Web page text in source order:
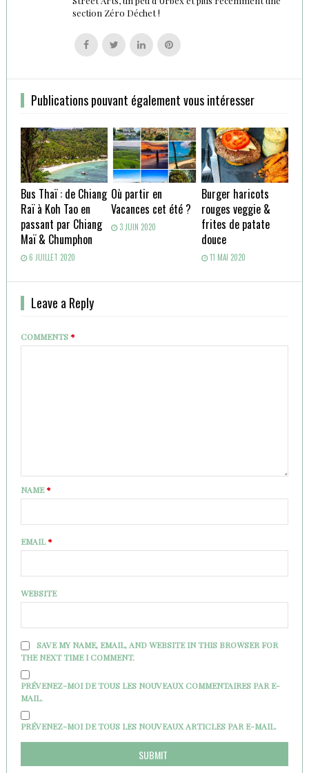
section Zéro Déchet !
Follow
us
Follow
us
Follow
us
Follow
us
Publications pouvant également vous intéresser
Bus Thaï : de Chiang
Raï à Koh Tao en
passant par Chiang
Maï & Chumphon
6 JUILLET 2020
Où partir en
Vacances cet été ?
3 JUIN 2020
Burger haricots
rouges veggie &
frites de patate
douce
11 MAI 2020
Leave a Reply
COMMENTS*
NAME*
EMAIL*
WEBSITE
SAVE MY NAME, EMAIL, AND WEBSITE IN THIS BROWSER FOR
THE NEXT TIME I COMMENT.
PRÉVENEZ-MOI DE TOUS LES NOUVEAUX COMMENTAIRES PAR E-
MAIL.
PRÉVENEZ-MOI DE TOUS LES NOUVEAUX ARTICLES PAR E-MAIL.